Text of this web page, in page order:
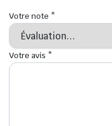
Votre note *
Votre avis *